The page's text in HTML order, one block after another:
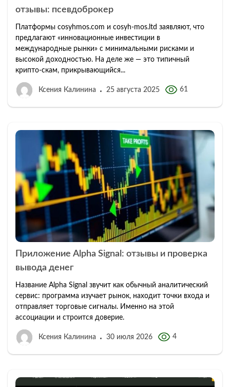
отзывы: псевдоброкер
Платформы cosyhmos.com и cosyh-mos.ltd заявляют, что
предлагают «инновационные инвестиции в
международные рынки» с минимальными рисками и
высокой доходностью. На деле же — это типичный
крипто-скам, прикрывающийся...
Ксения Калинина 25 августа 2025 61
Приложение Alpha Signal: отзывы и проверка
вывода денег
Название Alpha Signal звучит как обычный аналитический
сервис: программа изучает рынок, находит точки входа и
отправляет торговые сигналы. Именно на этой
ассоциации и строится доверие.
Ксения Калинина 30 июля 2026 4